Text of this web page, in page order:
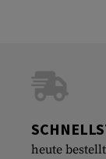
heute